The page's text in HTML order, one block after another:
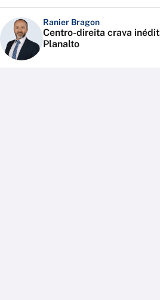
Ranier Bragon
Centro-direita crava
Planalto